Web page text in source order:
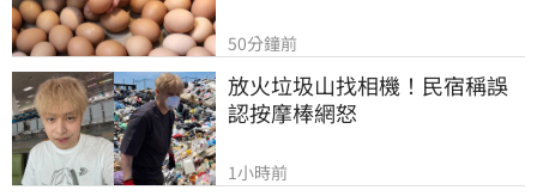
50分鐘前
放火垃圾山找相機！民宿稱誤
認按摩棒網怒
1小時前